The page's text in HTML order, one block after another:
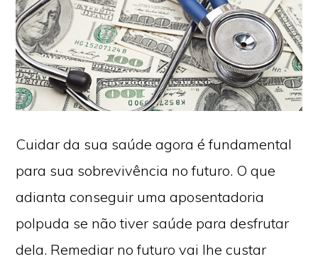
Cuidar da sua saúde agora é fundamental
para sua sobrevivência no futuro. O que
adianta conseguir uma aposentadoria
polpuda se não tiver saúde para desfrutar
dela. Remediar no futuro vai lhe custar